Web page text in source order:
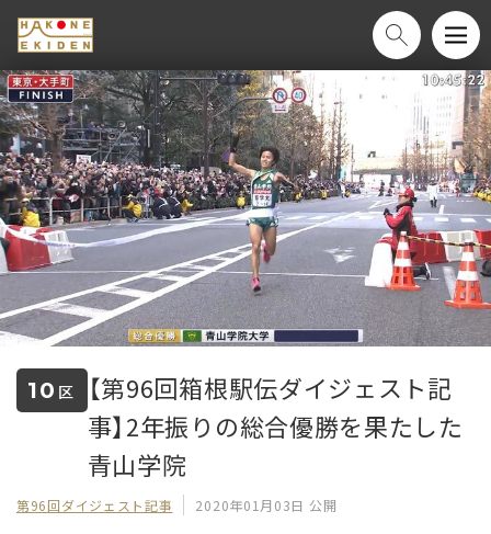
10 区
【第96回箱根駅伝ダイジェスト記
事】2年振りの総合優勝を果たした
青山学院
第96回ダイジェスト記事 2020年01月03日 公開